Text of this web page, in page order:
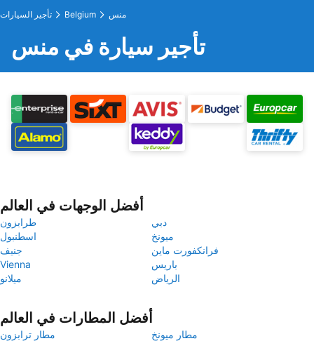
تأجير السيارات Belgium منس
تأجير سيارة في منس
أفضل الوجهات في العالم
طرابزون
دبي
اسطنبول
ميونخ
جنيف
فرانكفورت ماين
Vienna
باريس
ميلانو
الرياض
أفضل المطارات في العالم
مطار ترابزون
مطار ميونخ